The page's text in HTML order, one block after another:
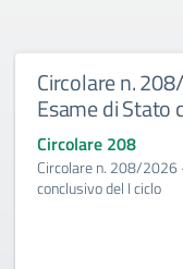
Circolare n.
Esame di Stato
Circolare 208
Circolare n. 208/
conclusivo del I ciclo